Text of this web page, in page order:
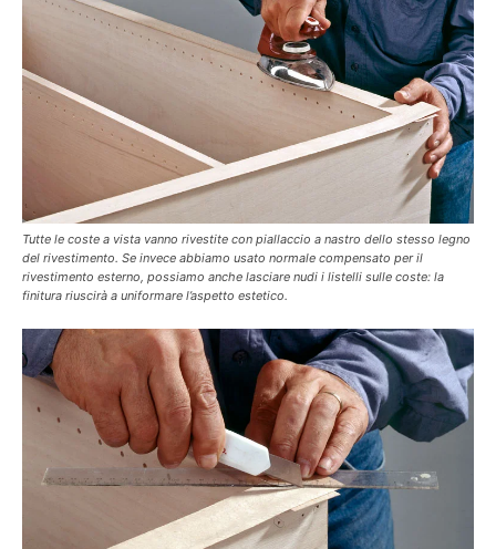
Tutte le coste a vista vanno rivestite con piallaccio a nastro dello stesso legno
del rivestimento. Se invece abbiamo usato normale compensato per il
rivestimento esterno, possiamo anche lasciare nudi i listelli sulle coste: la
finitura riuscirà a uniformare l’aspetto estetico.